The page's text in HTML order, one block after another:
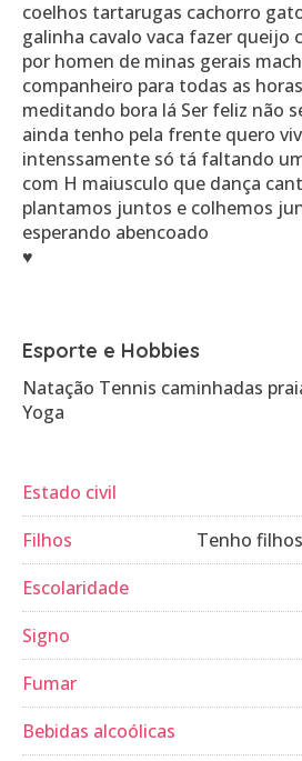
coelhos tartarugas cachorro
galinha cavalo vaca fazer queijo
por homen de minas gerais
companheiro para todas as
meditando bora lá Ser feliz não
ainda tenho pela frente quero
intenssamente só tá faltando
com H maiusculo que dança
plantamos juntos e colhemos
esperando abencoado
♥️
Esporte e Hobbies
Natação Tennis caminhadas
Yoga
Estado civil
Filhos
Tenho
Escolaridade
Signo
Fumar
Bebidas alcoólicas